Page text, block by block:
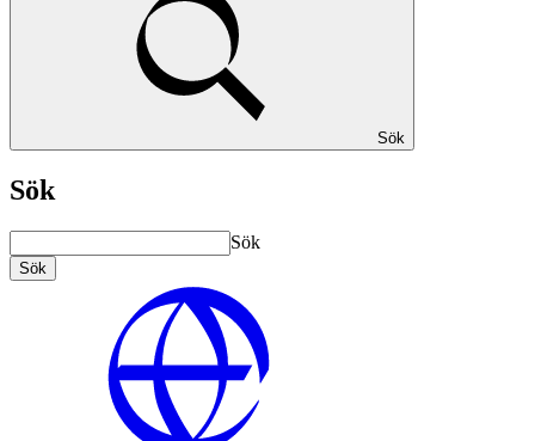
Sök
Sök
Sök
Sök